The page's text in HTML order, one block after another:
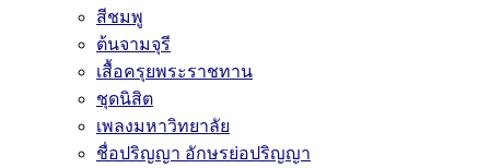
สีชมพู
ต้นจามจุรี
เสื้อครุยพระราชทาน
ชุดนิสิต
เพลงมหาวิทยาลัย
ชื่อปริญญา อักษรย่อปริญญา